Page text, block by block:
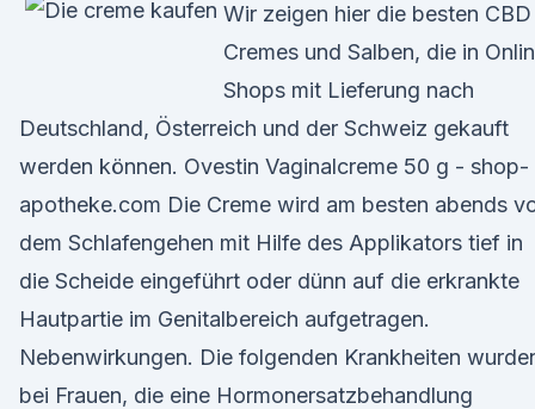
Wir zeigen hier die besten CBD
Cremes und Salben, die in
Shops mit Lieferung nach
Deutschland, Österreich und der Schweiz gekauft
werden können. Ovestin Vaginalcreme 50 g - shop-
apotheke.com Die Creme wird am besten abends
dem Schlafengehen mit Hilfe des Applikators tief in
die Scheide eingeführt oder dünn auf die erkrankte
Hautpartie im Genitalbereich aufgetragen.
Nebenwirkungen. Die folgenden Krankheiten
bei Frauen, die eine Hormonersatzbehandlung